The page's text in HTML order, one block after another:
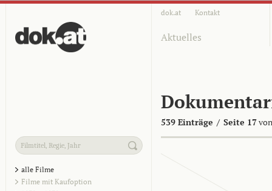
dok.at Kontakt
Aktuelles
539 Einträge / Seite 17
alle Filme
Filme mit Kaufoption